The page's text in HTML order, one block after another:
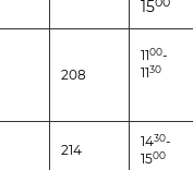
15
208
1100-
1130
214
1430-
1500